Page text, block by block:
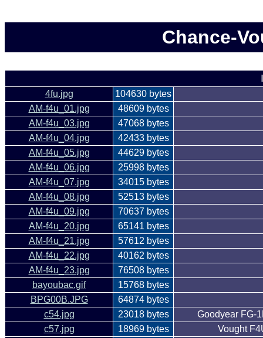
Chance-
4fu.jpg
104630 bytes
AM-f4u_01.jpg
48609 bytes
AM-f4u_03.jpg
47068 bytes
AM-f4u_04.jpg
42433 bytes
AM-f4u_05.jpg
44629 bytes
AM-f4u_06.jpg
25998 bytes
AM-f4u_07.jpg
34015 bytes
AM-f4u_08.jpg
52513 bytes
AM-f4u_09.jpg
70637 bytes
AM-f4u_20.jpg
65141 bytes
AM-f4u_21.jpg
57612 bytes
AM-f4u_22.jpg
40162 bytes
AM-f4u_23.jpg
76508 bytes
bayoubac.gif
15768 bytes
BPG00B.JPG
64874 bytes
c54.jpg
23018 bytes
Goodyear FG-
c57.jpg
18969 bytes
Vought